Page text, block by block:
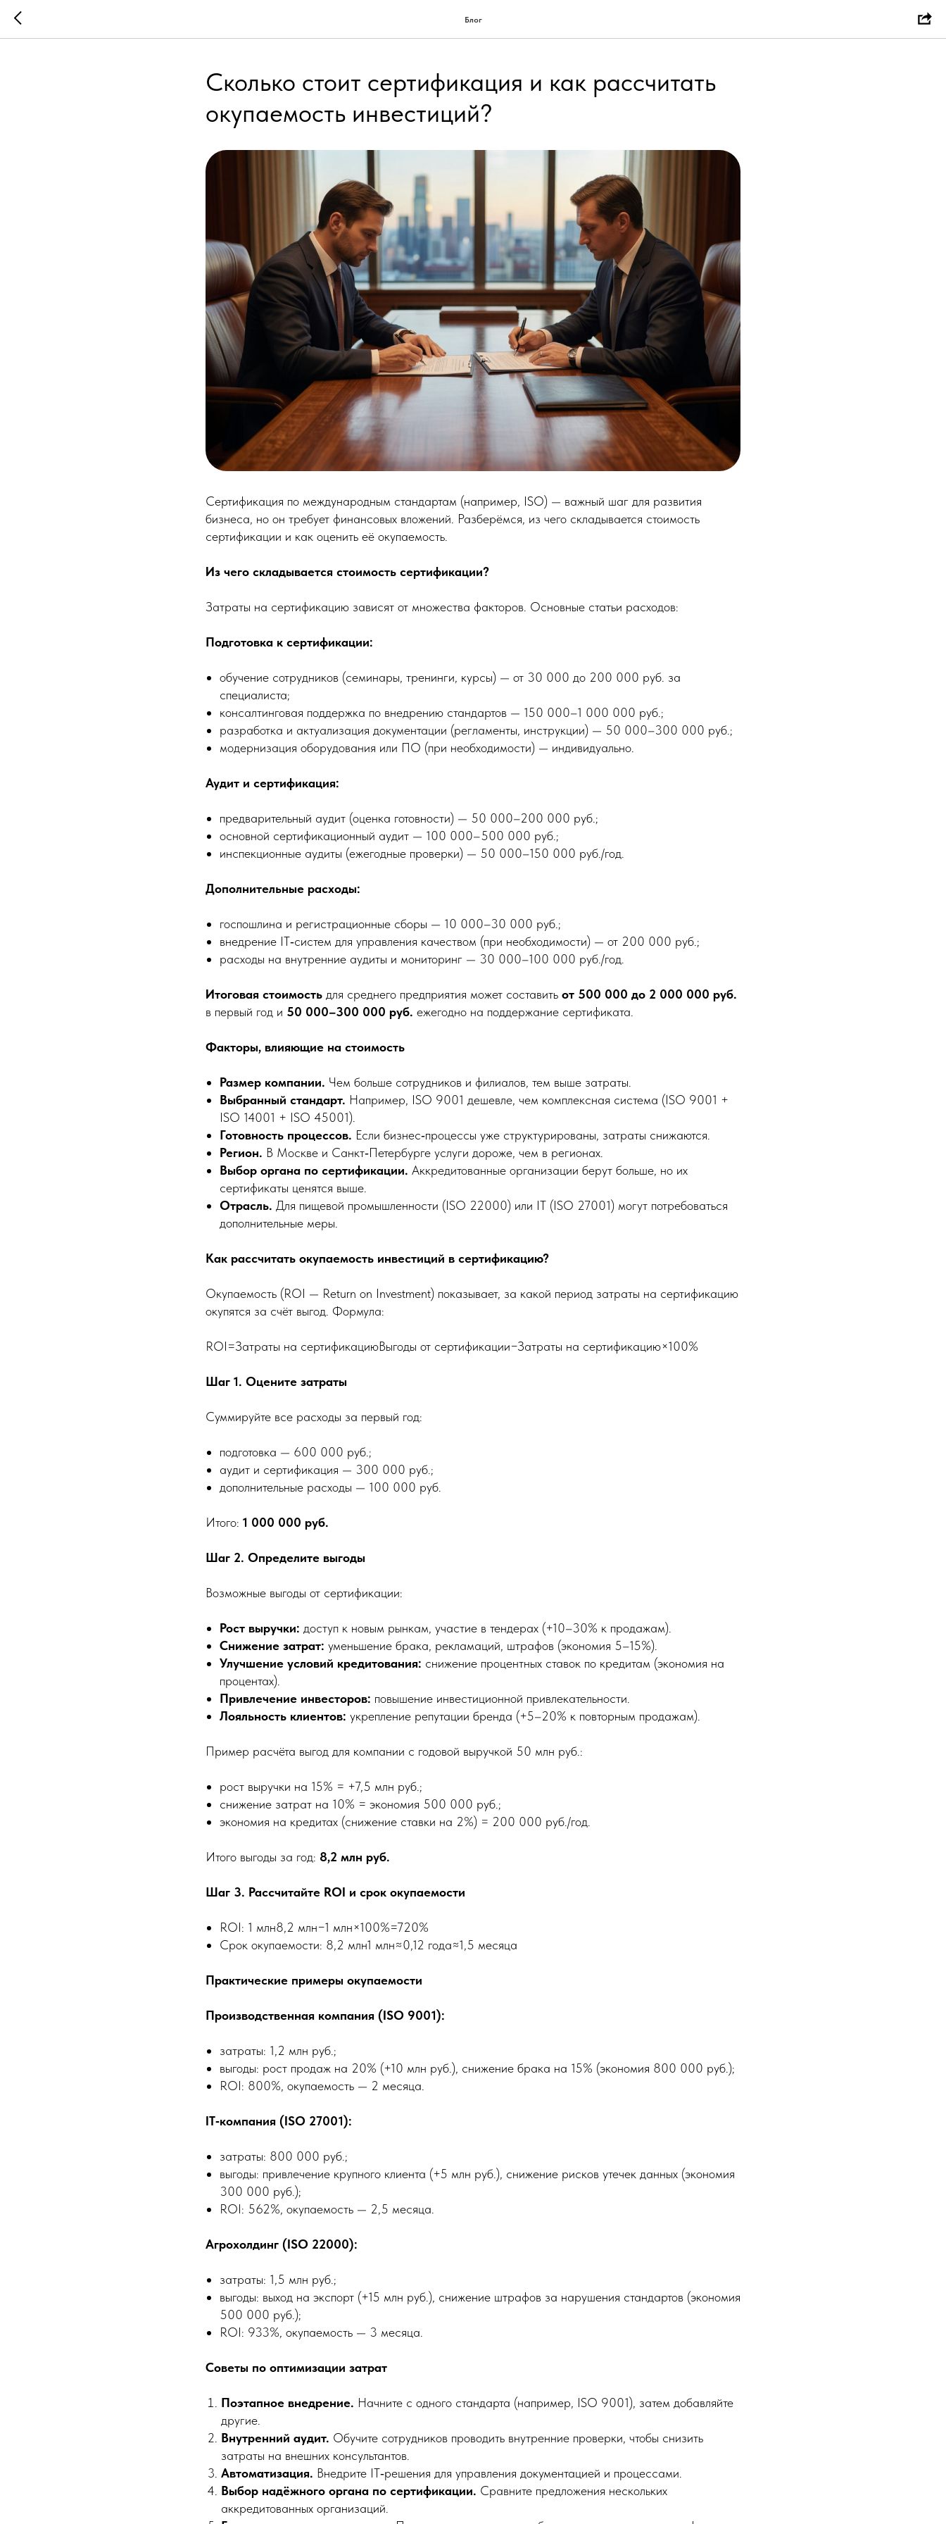
Блог
Сколько стоит сертификация и как рассчитать
окупаемость инвестиций?
Сертификация по международным стандартам (например, ISO) — важный шаг для развития
бизнеса, но он требует финансовых вложений. Разберёмся, из чего складывается стоимость
сертификации и как оценить её окупаемость.
Из чего складывается стоимость сертификации?
Затраты на сертификацию зависят от множества факторов. Основные статьи расходов:
Подготовка к сертификации:
обучение сотрудников (семинары, тренинги, курсы) — от 30 000 до 200 000 руб. за
специалиста;
консалтинговая поддержка по внедрению стандартов — 150 000–1 000 000 руб.;
разработка и актуализация документации (регламенты, инструкции) — 50 000–300 000 руб.;
модернизация оборудования или ПО (при необходимости) — индивидуально.
Аудит и сертификация:
предварительный аудит (оценка готовности) — 50 000–200 000 руб.;
основной сертификационный аудит — 100 000–500 000 руб.;
инспекционные аудиты (ежегодные проверки) — 50 000–150 000 руб./год.
Дополнительные расходы:
госпошлина и регистрационные сборы — 10 000–30 000 руб.;
внедрение IT‑систем для управления качеством (при необходимости) — от 200 000 руб.;
расходы на внутренние аудиты и мониторинг — 30 000–100 000 руб./год.
Итоговая стоимость для среднего предприятия может составить от 500 000 до 2 000 000 руб.
в первый год и 50 000–300 000 руб. ежегодно на поддержание сертификата.
Факторы, влияющие на стоимость
Размер компании. Чем больше сотрудников и филиалов, тем выше затраты.
Выбранный стандарт. Например, ISO 9001 дешевле, чем комплексная система (ISO 9001 +
ISO 14001 + ISO 45001).
Готовность процессов. Если бизнес‑процессы уже структурированы, затраты снижаются.
Регион. В Москве и Санкт‑Петербурге услуги дороже, чем в регионах.
Выбор органа по сертификации. Аккредитованные организации берут больше, но их
сертификаты ценятся выше.
Отрасль. Для пищевой промышленности (ISO 22000) или IT (ISO 27001) могут потребоваться
дополнительные меры.
Как рассчитать окупаемость инвестиций в сертификацию?
Окупаемость (ROI — Return on Investment) показывает, за какой период затраты на сертификацию
окупятся за счёт выгод. Формула:
ROI=Затраты на сертификациюВыгоды от сертификации−Затраты на сертификацию​×100%
Шаг 1. Оцените затраты
Суммируйте все расходы за первый год:
подготовка — 600 000 руб.;
аудит и сертификация — 300 000 руб.;
дополнительные расходы — 100 000 руб.
Итого: 1 000 000 руб.
Шаг 2. Определите выгоды
Возможные выгоды от сертификации:
Рост выручки: доступ к новым рынкам, участие в тендерах (+10–30% к продажам).
Снижение затрат: уменьшение брака, рекламаций, штрафов (экономия 5–15%).
Улучшение условий кредитования: снижение процентных ставок по кредитам (экономия на
процентах).
Привлечение инвесторов: повышение инвестиционной привлекательности.
Лояльность клиентов: укрепление репутации бренда (+5–20% к повторным продажам).
Пример расчёта выгод для компании с годовой выручкой 50 млн руб.:
рост выручки на 15% = +7,5 млн руб.;
снижение затрат на 10% = экономия 500 000 руб.;
экономия на кредитах (снижение ставки на 2%) = 200 000 руб./год.
Итого выгоды за год: 8,2 млн руб.
Шаг 3. Рассчитайте ROI и срок окупаемости
ROI: 1 млн8,2 млн−1 млн​×100%=720%
Срок окупаемости: 8,2 млн1 млн​≈0,12 года≈1,5 месяца
Практические примеры окупаемости
Производственная компания (ISO 9001):
затраты: 1,2 млн руб.;
выгоды: рост продаж на 20% (+10 млн руб.), снижение брака на 15% (экономия 800 000 руб.);
ROI: 800%, окупаемость — 2 месяца.
IT‑компания (ISO 27001):
затраты: 800 000 руб.;
выгоды: привлечение крупного клиента (+5 млн руб.), снижение рисков утечек данных (экономия
300 000 руб.);
ROI: 562%, окупаемость — 2,5 месяца.
Агрохолдинг (ISO 22000):
затраты: 1,5 млн руб.;
выгоды: выход на экспорт (+15 млн руб.), снижение штрафов за нарушения стандартов (экономия
500 000 руб.);
ROI: 933%, окупаемость — 3 месяца.
Советы по оптимизации затрат
Поэтапное внедрение. Начните с одного стандарта (например, ISO 9001), затем добавляйте
другие.
Внутренний аудит. Обучите сотрудников проводить внутренние проверки, чтобы снизить
затраты на внешних консультантов.
Автоматизация. Внедрите IT‑решения для управления документацией и процессами.
Выбор надёжного органа по сертификации. Сравните предложения нескольких
аккредитованных организаций.